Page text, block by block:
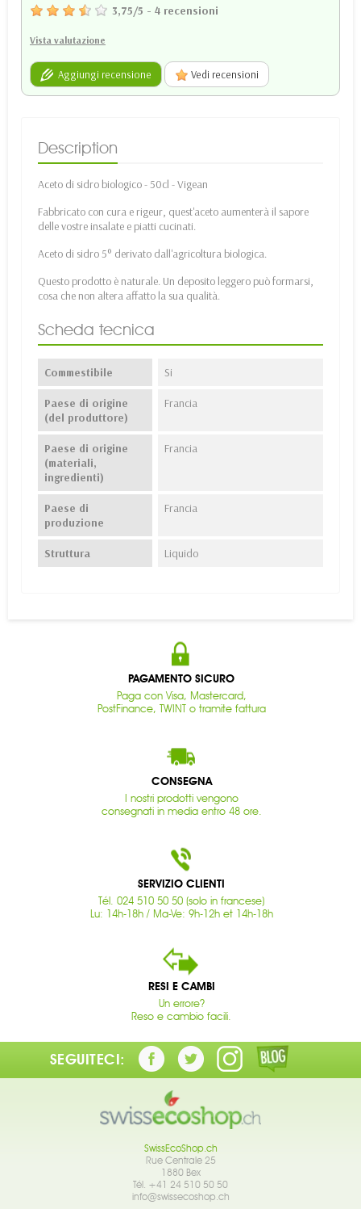
3,75/5 - 4 recensioni
Vista valutazione
Aggiungi recensione Vedi recensioni
Description
Aceto di sidro biologico - 50cl - Vigean
Fabbricato con cura e rigeur, quest'aceto aumenterà il sapore
delle vostre insalate e piatti cucinati.
Aceto di sidro 5° derivato dall'agricoltura biologica.
Questo prodotto è naturale. Un deposito leggero può formarsi,
cosa che non altera affatto la sua qualità.
Scheda tecnica
Commestibile Si
Paese di origine
(del produttore)
Francia
Paese di origine
(materiali,
ingredienti)
Francia
Paese di
produzione
Francia
Struttura Liquido
PAGAMENTO SICURO
Paga con Visa, Mastercard,
PostFinance, TWINT o tramite fattura
CONSEGNA
I nostri prodotti vengono
consegnati in media entro 48 ore.
SERVIZIO CLIENTI
Tél. 024 510 50 50 (solo in francese)
Lu: 14h-18h / Ma-Ve: 9h-12h et 14h-18h
RESI E CAMBI
Un errore?
Reso e cambio facili.
SEGUITECI:
SwissEcoShop.ch
Rue Centrale 25
1880 Bex
Tél. +41 24 510 50 50
info@swissecoshop.ch